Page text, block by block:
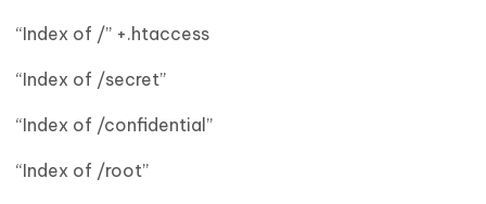
“Index of /” +.htaccess
“Index of /secret”
“Index of /confidential”
“Index of /root”